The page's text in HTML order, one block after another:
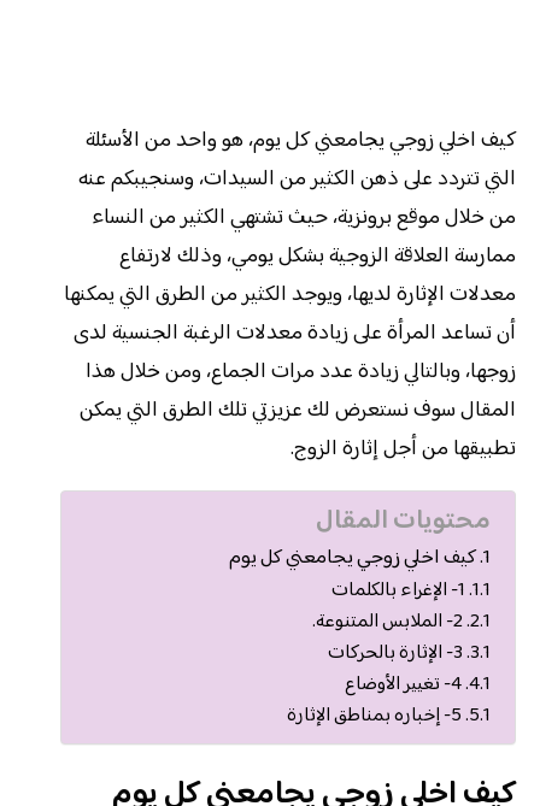
كيف اخلي زوجي يجامعني كل يوم، هو واحد من الأسئلة
التي تتردد على ذهن الكثير من السيدات، وسنجيبكم عنه
من خلال موقع برونزية، حيث تشتهي الكثير من النساء
ممارسة العلاقة الزوجية بشكل يومي، وذلك لارتفاع
معدلات الإثارة لديها، ويوجد الكثير من الطرق التي يمكنها
أن تساعد المرأة على زيادة معدلات الرغبة الجنسية لدى
زوجها، وبالتالي زيادة عدد مرات الجماع، ومن خلال هذا
المقال سوف نستعرض لك عزيزتي تلك الطرق التي يمكن
تطبيقها من أجل إثارة الزوج.
محتويات المقال
كيف اخلي زوجي يجامعني كل يوم
1- الإغراء بالكلمات
2- الملابس المتنوعة.
3- الإثارة بالحركات
4- تغيير الأوضاع
5- إخباره بمناطق الإثارة